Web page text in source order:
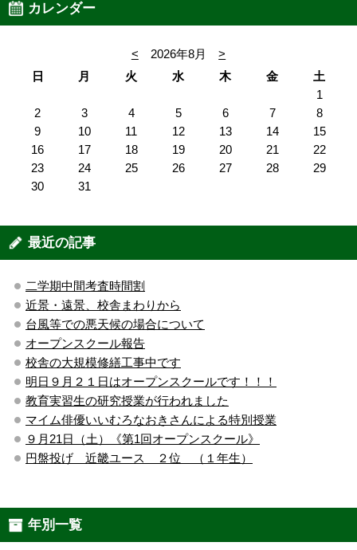
カレンダー
< 2026年8月
>
日
月 火 水 木 金
土
1
2
3 4 5 6 7
8
9
10 11 12 13 14
15
16
17 18 19 20 21
22
23
24 25 26 27 28
29
30
31
最近の記事
二学期中間考査時間割
近景・遠景、校舎まわりから
台風等での悪天候の場合について
オープンスクール報告
校舎の大規模修繕工事中です
明日９月２１日はオープンスクールです！！！
教育実習生の研究授業が行われました
マイム俳優いいむろなおきさんによる特別授業
９月21日（土）《第1回オープンスクール》
円盤投げ 近畿ユース ２位 （１年生）
年別一覧